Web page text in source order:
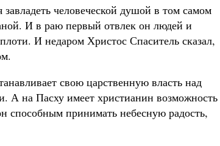
человеческой душой в том самом
И в раю первый отвлек он людей и
И недаром Христос Спаситель сказал,
свою царственную власть над
А на Пасху имеет христианин возможность
способным принимать небесную радость,